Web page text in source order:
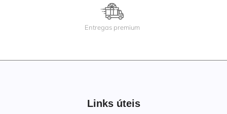
Entregas premium
Links úteis